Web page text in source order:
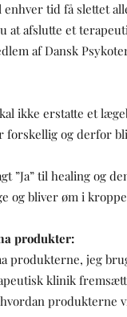
enhver tid få slettet
at afslutte et
af Dansk
ikke erstatte et
forskellig og derfor
”Ja” til healing og
og bliver øm i
produkter:
produkterne, jeg
klinik
produkterne